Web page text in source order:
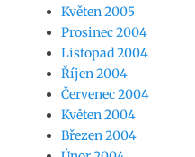
Květen 2005
Prosinec 2004
Listopad 2004
Říjen 2004
Červenec 2004
Květen 2004
Březen 2004